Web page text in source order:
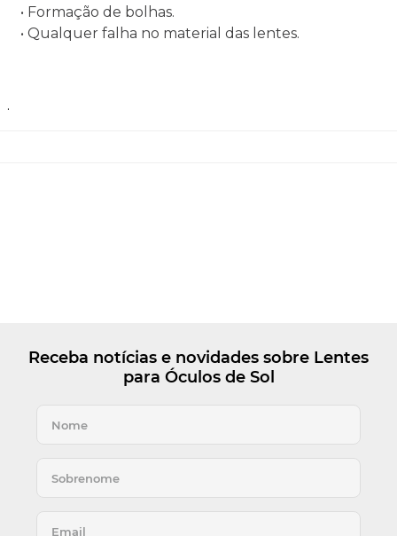
• Formação de bolhas.
• Qualquer falha no material das lentes.
.
Receba notícias e novidades sobre Lentes
para Óculos de Sol